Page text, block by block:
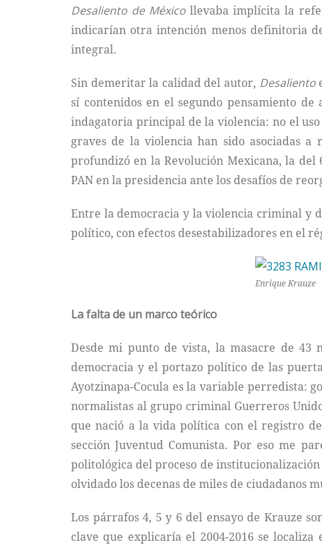
Desaliento de México llevaba implícita la
indicarían otra intención menos definitoria
integral.
Sin demeritar la calidad del autor, Desaliento
sí contenidos en el segundo pensamiento
indagatoria principal de la violencia: no el
graves de la violencia han sido asociadas
profundizó en la Revolución Mexicana, la
PAN en la presidencia ante los desafíos de
Entre la democracia y la violencia criminal y
político, con efectos desestabilizadores en el
Enrique Krauze
La falta de un marco teórico
Desde mi punto de vista, la masacre de 43
democracia y el portazo político de las
Ayotzinapa-Cocula es la variable perredista:
normalistas al grupo criminal Guerreros
que nació a la vida política con el registro
sección Juventud Comunista. Por eso me
politológica del proceso de
olvidado los decenas de miles de ciudadanos
Los párrafos 4, 5 y 6 del ensayo de Krauze
clave que explicaría el 2004-2016 se